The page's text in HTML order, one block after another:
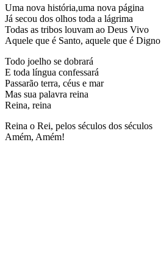
Uma nova história,uma nova página
Já secou dos olhos toda a lágrima
Todas as tribos louvam ao Deus Vivo
Aquele que é Santo, aquele que é Digno
Todo joelho se dobrará
E toda língua confessará
Passarão terra, céus e mar
Mas sua palavra reina
Reina, reina
Reina o Rei, pelos séculos dos séculos
Amém, Amém!